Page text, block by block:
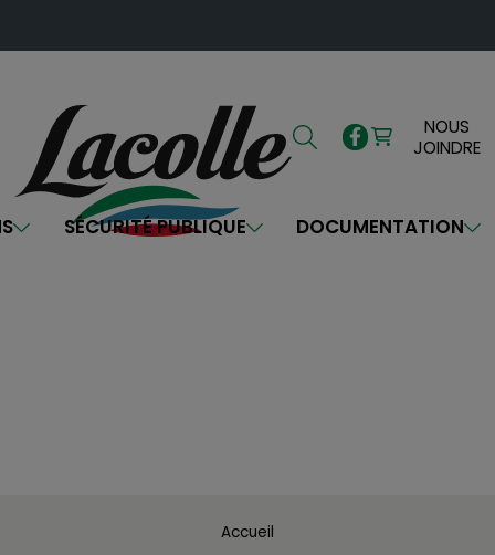
NOUS
JOINDRE
SÉCURITÉ PUBLIQUE DOCUMENTATION
Accueil